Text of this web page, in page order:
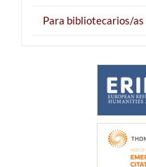
Para bibliotecarios/as